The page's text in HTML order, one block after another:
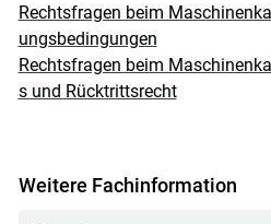
Rechtsfragen beim
ungsbedingungen
Rechtsfragen beim
s und Rücktrittsrecht
Weitere Fachinformation